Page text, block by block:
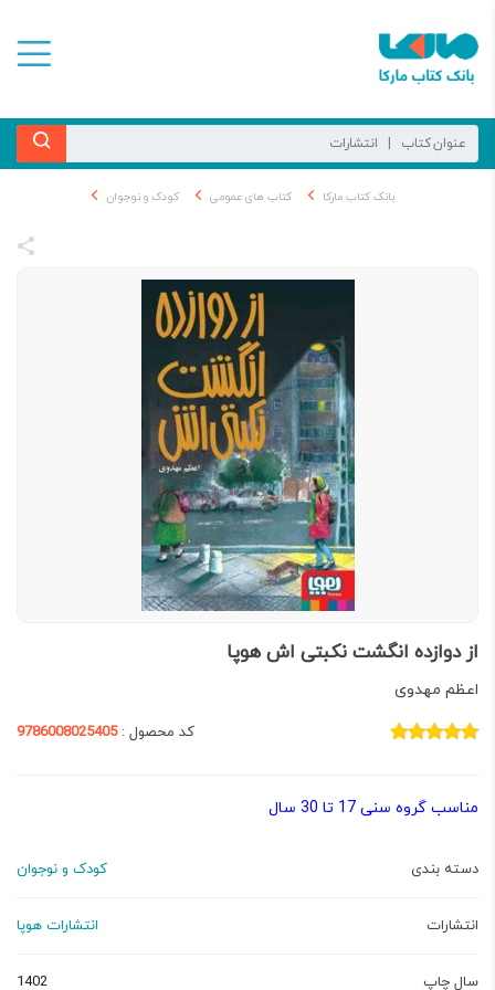
بانک کتاب مارکا کتاب های عمومی کودک و نوجوان
از دوازده انگشت نکبتی اش هوپا
اعظم مهدوی
کد محصول :9786008025405
مناسب گروه سنی 17 تا 30 سال
دسته بندی کودک و نوجوان
انتشارات انتشارات هوپا
سال چاپ 1402